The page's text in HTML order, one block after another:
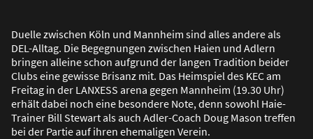
Duelle zwischen Köln und Mannheim sind alles andere als
DEL-Alltag. Die Begegnungen zwischen Haien und Adlern
bringen alleine schon aufgrund der langen Tradition beider
Clubs eine gewisse Brisanz mit. Das Heimspiel des KEC am
Freitag in der LANXESS arena gegen Mannheim (19.30 Uhr)
erhält dabei noch eine besondere Note, denn sowohl Haie-
Trainer Bill Stewart als auch Adler-Coach Doug Mason treffen
bei der Partie auf ihren ehemaligen Verein.